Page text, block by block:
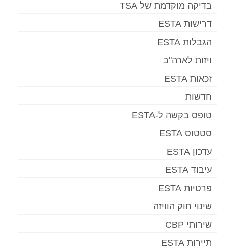
בדיקה מוקדמת של TSA
דרישות ESTA
הגבלות ESTA
ויזות לארה"ב
זכאות ESTA
חדשות
טופס בקשה ל-ESTA
סטטוס ESTA
עדכון ESTA
עיבוד ESTA
פרטיות ESTA
שינוי חוק הוויזה
שירותי CBP
תיירות ESTA